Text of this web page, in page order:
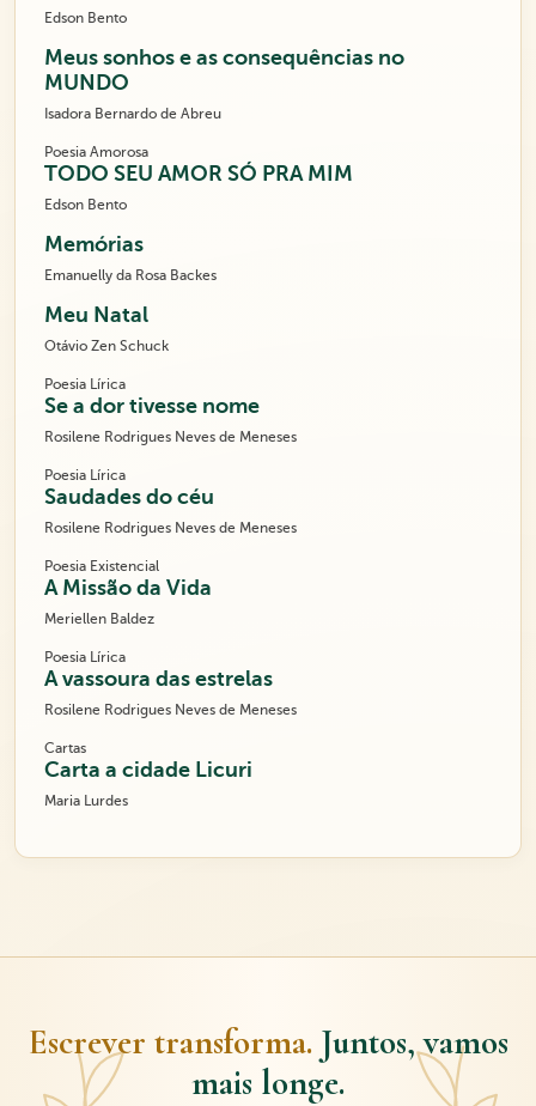
Edson Bento
Meus sonhos e as consequências no
MUNDO
Isadora Bernardo de Abreu
Poesia Amorosa
TODO SEU AMOR SÓ PRA MIM
Edson Bento
Memórias
Emanuelly da Rosa Backes
Meu Natal
Otávio Zen Schuck
Poesia Lírica
Se a dor tivesse nome
Rosilene Rodrigues Neves de Meneses
Poesia Lírica
Saudades do céu
Rosilene Rodrigues Neves de Meneses
Poesia Existencial
A Missão da Vida
Meriellen Baldez
Poesia Lírica
A vassoura das estrelas
Rosilene Rodrigues Neves de Meneses
Cartas
Carta a cidade Licuri
Maria Lurdes
Escrever transforma. Juntos, vamos
mais longe.